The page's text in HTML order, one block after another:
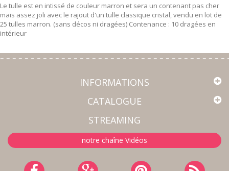
Le tulle est en intissé de couleur marron et sera un contenant pas cher
mais assez joli avec le rajout d'un tulle classique cristal, vendu en lot de
25 tulles marron. (sans décos ni dragées) Contenance : 10 dragées en
intérieur
INFORMATIONS
CATALOGUE
STREAMING
notre chaîne Vidéos